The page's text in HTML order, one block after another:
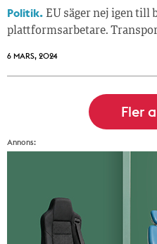
Politik. EU säger nej igen till
plattformsarbetare.
6 MARS, 2024
Annons: